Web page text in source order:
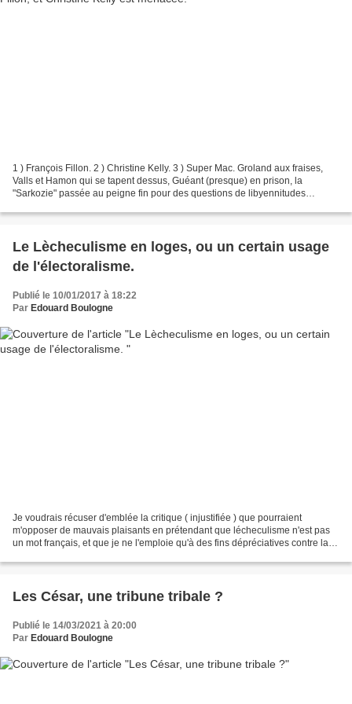
1 ) François Fillon. 2 ) Christine Kelly. 3 ) Super Mac. Groland aux fraises,
Valls et Hamon qui se tapent dessus, Guéant (presque) en prison, la
"Sarkozie" passée au peigne fin pour des questions de libyennitudes
Le Lècheculisme en loges, ou un certain usage
de l'électoralisme.
Publié le 10/01/2017 à 18:22
Par Edouard Boulogne
Je voudrais récuser d'emblée la critique ( injustifiée ) que pourraient
m'opposer de mauvais plaisants en prétendant que lécheculisme n'est pas
un mot français, et que je ne l'emploie qu'à des fins dépréciatives contre la
Les César, une tribune tribale ?
Publié le 14/03/2021 à 20:00
Par Edouard Boulogne